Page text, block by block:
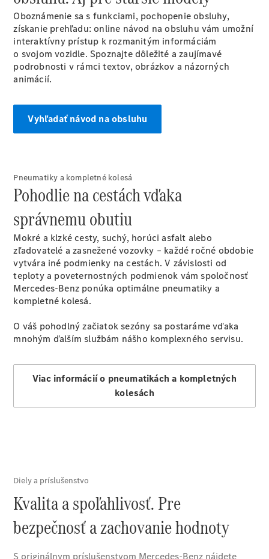
predvádzaciu
jazdu
Poskytovateľ/ochrana
osobných údajov
Oboznámenie sa s funkciami, pochopenie obsluhy,
získanie prehľadu: online návod na obsluhu vám umožní
interaktívny prístup k rozmanitým informáciám
o svojom vozidle. Spoznajte dôležité a zaujímavé
podrobnosti v rámci textov, obrázkov a názorných
animácií.
Vyhľadať návod na obsluhu
Pneumatiky a kompletné kolesá
Pohodlie na cestách vďaka
správnemu obutiu
Mokré a klzké cesty, suchý, horúci asfalt alebo
zľadovatelé a zasnežené vozovky – každé ročné obdobie
vytvára iné podmienky na cestách. V závislosti od
teploty a poveternostných podmienok vám spoločnosť
Mercedes-Benz ponúka optimálne pneumatiky a
kompletné kolesá.
O váš pohodlný začiatok sezóny sa postaráme vďaka
mnohým ďalším službám nášho komplexného servisu.
Viac informácií o pneumatikách a kompletných
kolesách